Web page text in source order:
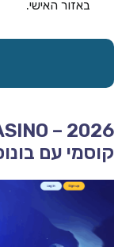
באזור האישי.
קוסמי עם